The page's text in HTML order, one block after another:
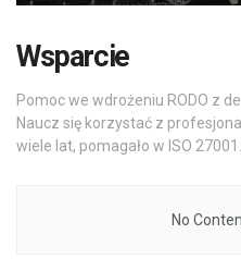
Wsparcie
Pomoc we wdrożeniu RODO z
Naucz się korzystać z
wiele lat, pomagało w ISO 27001.
No